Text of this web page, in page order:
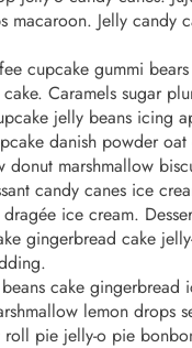
macaroon. Jelly candy
cupcake gummi
Caramels sugar
jelly beans icing
danish powder oat
donut marshmallow
candy canes ice
ice cream.
gingerbread cake
cake gingerbread
lemon drops
roll pie jelly-o pie